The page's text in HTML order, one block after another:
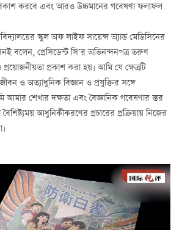
বিকাশ করবে এবং আরও উচ্চমানের গবেষণা ফলাফল
স্কুল অফ লাইফ সায়েন্স অ্যান্ড মেডিসিনের
বলেন, প্রেসিডেন্ট সি’র অভিনন্দনপত্র তরুণ
প্রকাশ করা হয়। আমি যে ক্ষেত্রটি
ও অত্যাধুনিক বিজ্ঞান ও প্রযুক্তির সঙ্গে
আমার শেখার দক্ষতা এবং বৈজ্ঞানিক গবেষণার স্তর
আধুনিকীকরণের প্রচারের প্রক্রিয়ায় নিজের